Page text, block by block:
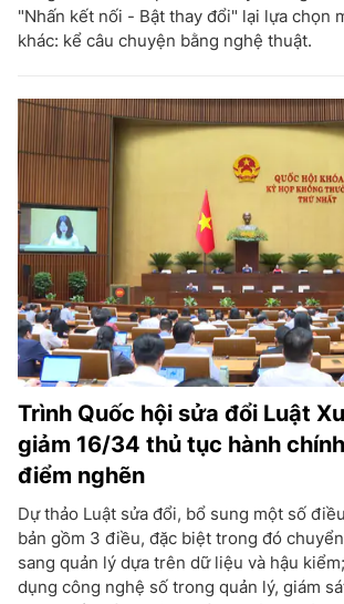
"Nhấn kết nối - Bật thay đổi" lại lựa chọn
khác: kể câu chuyện bằng nghệ thuật.
Trình Quốc hội sửa đổi Luật
giảm 16/34 thủ tục hành
điểm nghẽn
Dự thảo Luật sửa đổi, bổ sung một số
bản gồm 3 điều, đặc biệt trong đó
sang quản lý dựa trên dữ liệu và hậu
dụng công nghệ số trong quản lý, giám